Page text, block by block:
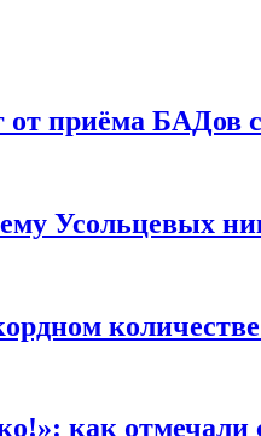
от приёма БАДов
Усольцевых
как